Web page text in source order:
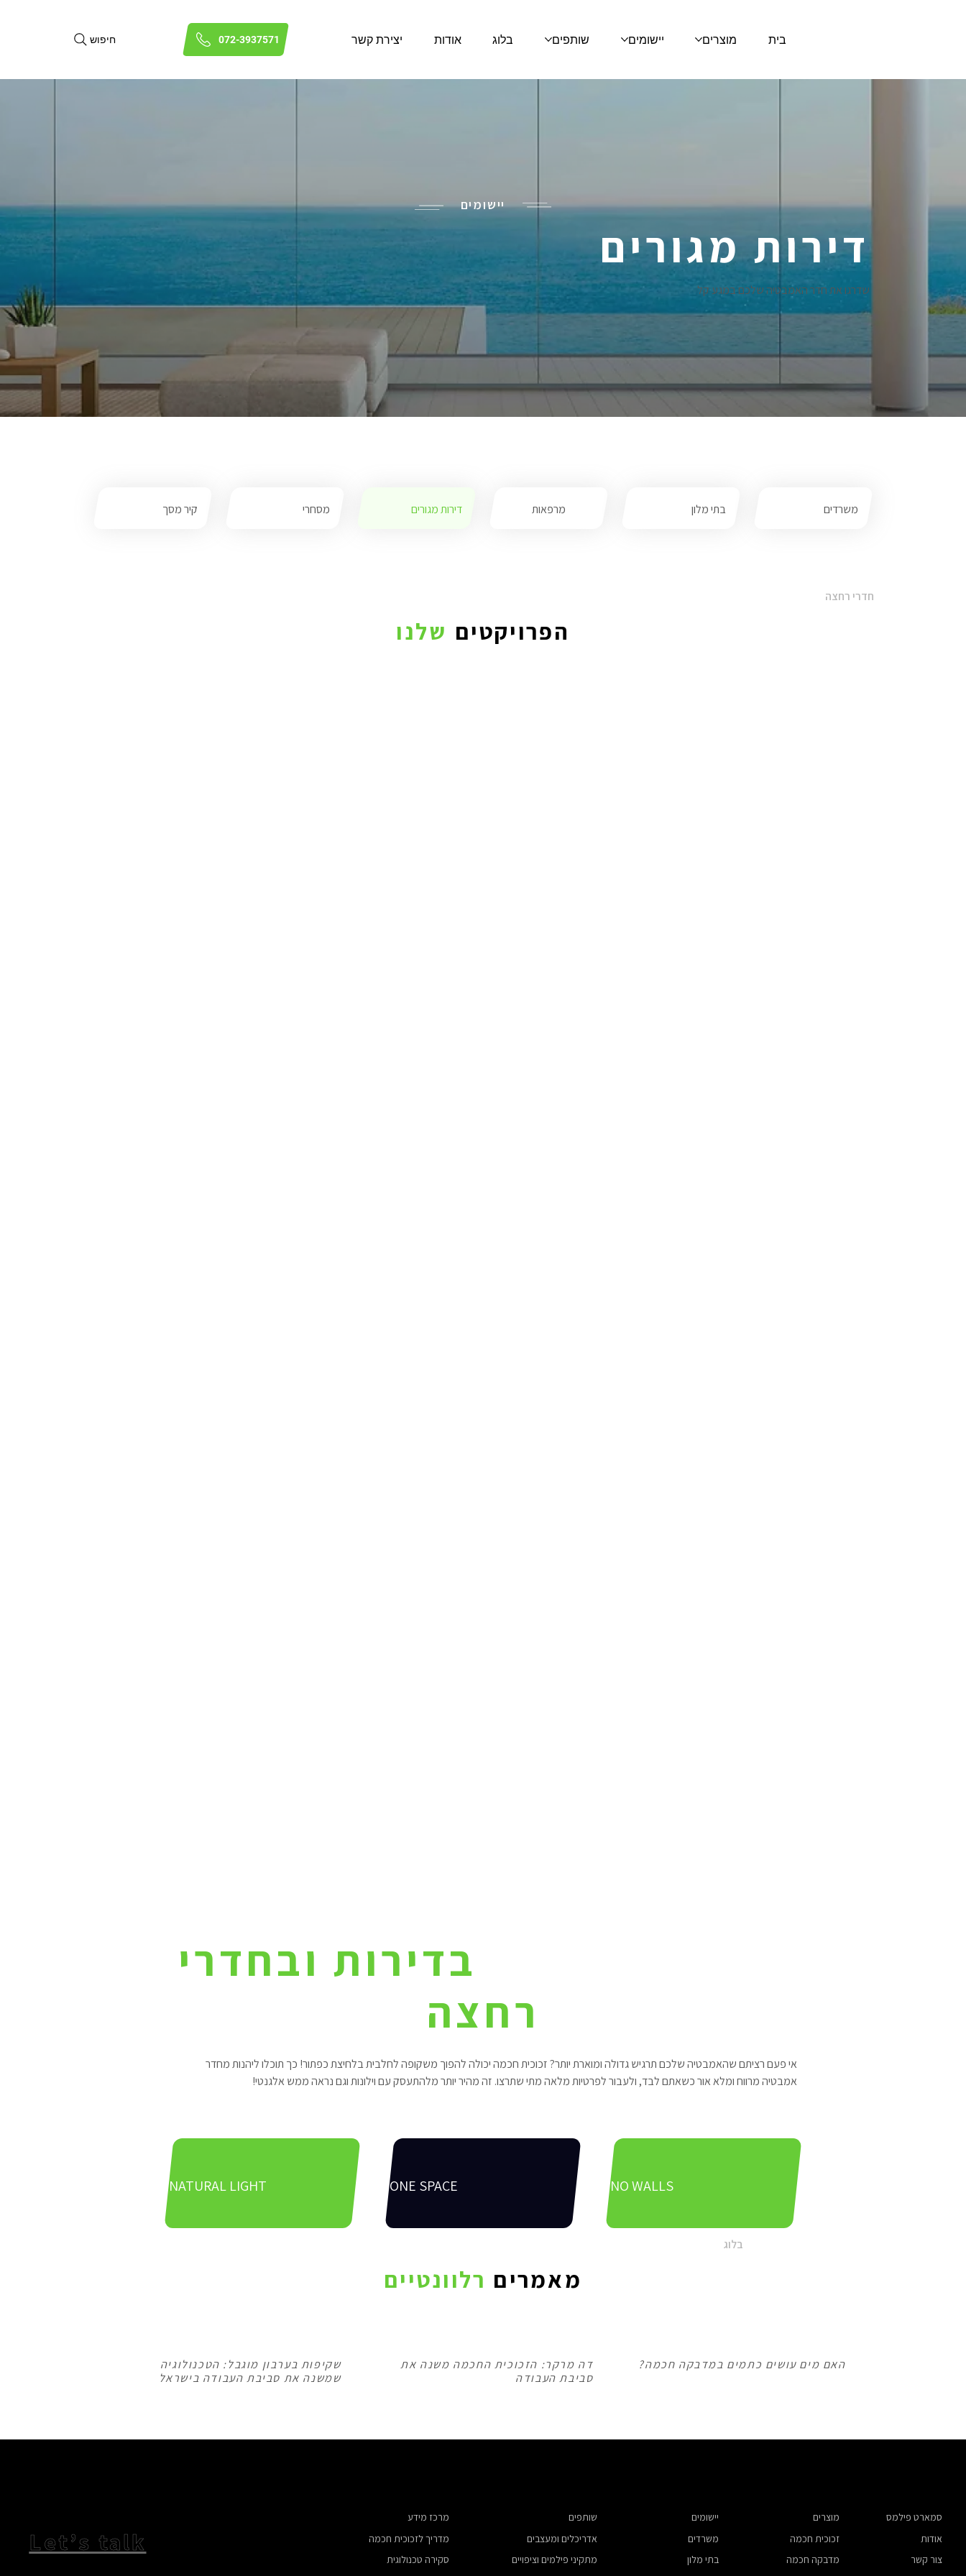
072-3937571 חיפוש בית מוצרים יישומים שותפים בלוג אודות יצירת קשר
שדרגו את חדר האמבטיה שלכם במגע קל
דירות מגורים
יישומים
קיר מסך מסחרי דירות מגורים מרפאות בתי מלון משרדים
חדרי רחצה
הפרויקטים שלנו
NATURAL LIGHT ONE SPACE NO WALLS
אי פעם רציתם שהאמבטיה שלכם תרגיש גדולה ומוארת יותר? זכוכית חכמה יכולה להפוך משקופה לחלבית בלחיצת כפתור! כך תוכלו ליהנות מחדר
אמבטיה מרווח ומלא אור כשאתם לבד, ולעבור לפרטיות מלאה מתי שתרצו. זה מהיר יותר מלהתעסק עם וילונות וגם נראה ממש אלגנטי!
בדירות ובחדרי
רחצה
בלוג
מאמרים רלוונטיים
שקיפות בערבון מוגבל: הטכנולוגיה
שמשנה את סביבת העבודה בישראל
דה מרקר: הזכוכית החכמה משנה את
סביבת העבודה
האם מים עושים כתמים במדבקה חכמה?
Let’s talk
מרכז מידע
מדריך לזכוכית חכמה
סקירה טכנולוגית
שותפים
אדריכלים ומעצבים
​מתקיני פילמים וציפויים
יישומים
משרדים
בתי מלון
מוצרים
זכוכית חכמה
מדבקה חכמה
סמארט פילמס
אודות
צור קשר